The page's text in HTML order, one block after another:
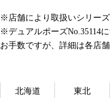
※店舗により取扱いシリー
※デュアルポーズNo.35114
お手数ですが、詳細は各店
北海道 東北